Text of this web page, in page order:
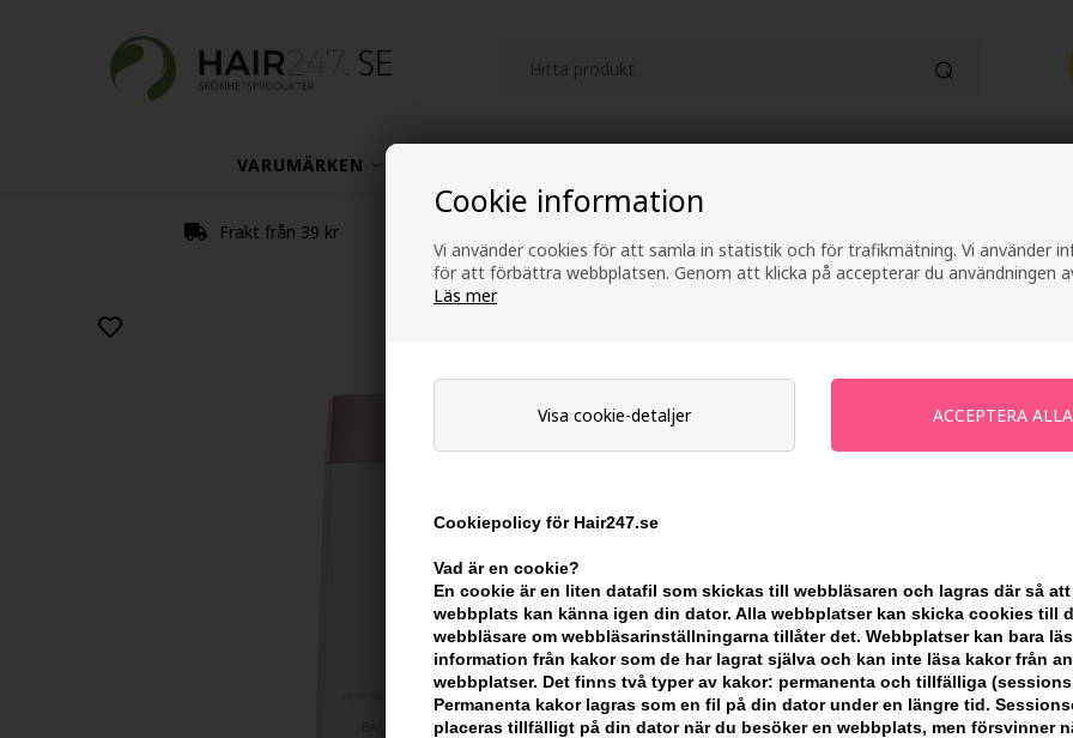
Cookie information
Vi använder cookies för att samla in statistik och för trafikmätning. Vi använder
för att förbättra webbplatsen. Genom att klicka på accepterar du användningen
Läs mer
Visa cookie-detaljer
Cookiepolicy för Hair247.se
Vad är en cookie?
En cookie är en liten datafil som skickas till webbläsaren och lagras där så att
webbplats kan känna igen din dator. Alla webbplatser kan skicka cookies till
webbläsare om webbläsarinställningarna tillåter det. Webbplatser kan bara
information från kakor som de har lagrat själva och kan inte läsa kakor från
webbplatser. Det finns två typer av kakor: permanenta och tillfälliga
Permanenta kakor lagras som en fil på din dator under en längre tid.
placeras tillfälligt på din dator när du besöker en webbplats, men försvinner
VARUMÄRKEN
Frakt från 39 kr
Wella SP
Varumärken
142,00
-
I lager- Leveranstid: 2-3
Du tjänar 6 Bonuskronor på köp av